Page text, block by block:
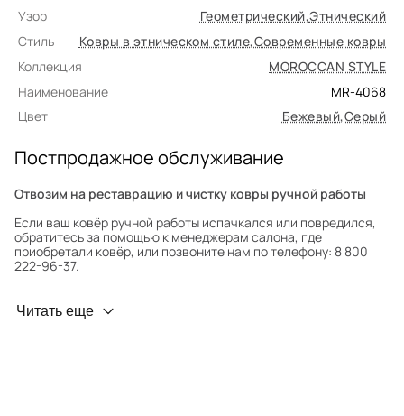
Узор
Геометрический,Этнический
Стиль
Ковры в этническом стиле,Современные ковры
Коллекция
MOROCCAN STYLE
Наименование
MR-4068
Цвет
Бежевый,Серый
Постпродажное обслуживание
Отвозим на реставрацию и чистку ковры ручной работы
Если ваш ковёр ручной работы испачкался или повредился,
обратитесь за помощью к менеджерам салона, где
приобретали ковёр, или позвоните нам по телефону: 8 800
222-96-37.
Профилактика износа
Читать еще